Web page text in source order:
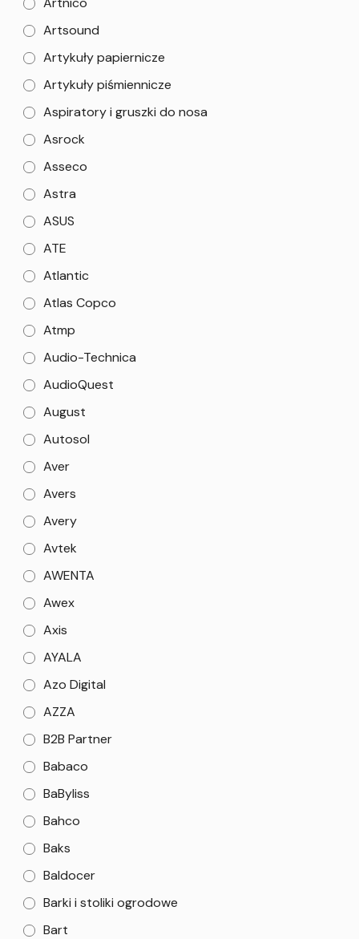
Artsound
Artykuły papiernicze
Artykuły piśmiennicze
Aspiratory i gruszki do nosa
Asrock
Asseco
Astra
ASUS
ATE
Atlantic
Atlas Copco
Atmp
Audio-Technica
AudioQuest
August
Autosol
Aver
Avers
Avery
Avtek
AWENTA
Awex
Axis
AYALA
Azo Digital
AZZA
B2B Partner
Babaco
BaByliss
Bahco
Baks
Baldocer
Barki i stoliki ogrodowe
Bart